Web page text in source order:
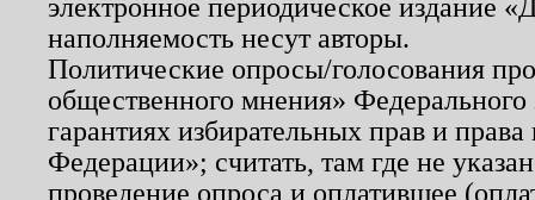
электронное периодическое издание
наполняемость несут авторы.
Политические опросы/голосования
общественного мнения»
гарантиях избирательных прав и
Федерации»; считать, там где не
проведение опроса и оплатившее